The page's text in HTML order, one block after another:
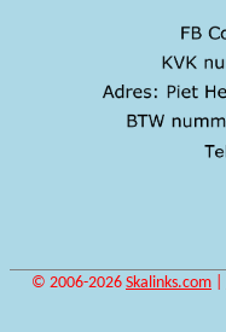
© 2006-2026 Skalinks.com